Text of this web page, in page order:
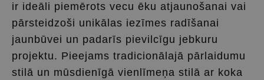
ir ideāli piemērots vecu ēku atjaunošanai vai
pārsteidzoši unikālas iezīmes radīšanai
jaunbūvei un padarīs pievilcīgu jebkuru
projektu. Pieejams tradicionālajā pārlaidumu
stilā un mūsdienīgā vienlīmeņa stilā ar koka